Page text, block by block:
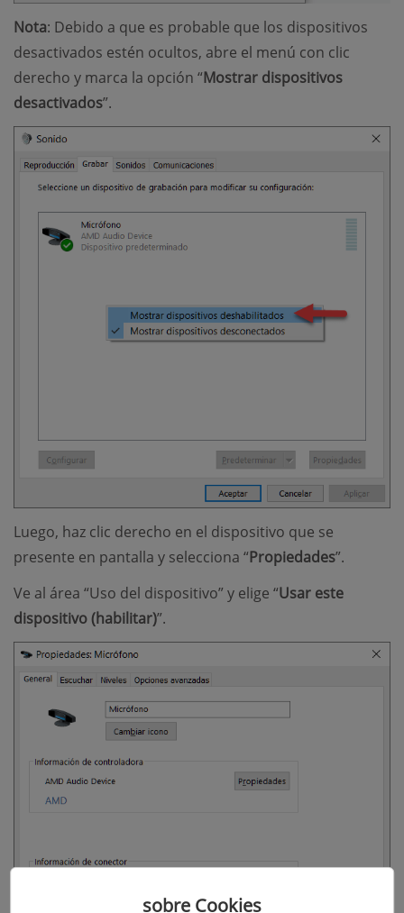
Nota: Debido a que es probable que los dispositivos
desactivados estén ocultos, abre el menú con clic
derecho y marca la opción “Mostrar dispositivos
desactivados”.
Luego, haz clic derecho en el dispositivo que se
presente en pantalla y selecciona “Propiedades”.
Ve al área “Uso del dispositivo” y elige “Usar este
dispositivo (habilitar)”.
sobre Cookies